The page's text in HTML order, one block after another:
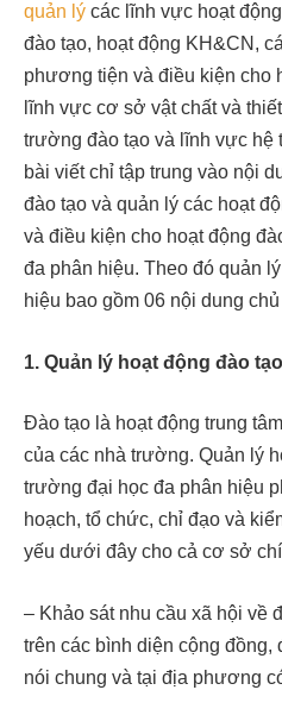
quản lý các lĩnh vực hoạt
đào tạo, hoạt động KH&CN,
phương tiện và điều kiện cho
lĩnh vực cơ sở vật chất và
trường đào tạo và lĩnh vực hệ
bài viết chỉ tập trung vào nội
đào tạo và quản lý các hoạt
và điều kiện cho hoạt động
đa phân hiệu. Theo đó quản
hiệu bao gồm 06 nội dung
1. Quản lý hoạt động đào
Đào tạo là hoạt động trung
của các nhà trường. Quản lý
trường đại học đa phân hiệu
hoạch, tổ chức, chỉ đạo và
yếu dưới đây cho cả cơ sở
– Khảo sát nhu cầu xã hội về
trên các bình diện cộng
nói chung và tại địa phương